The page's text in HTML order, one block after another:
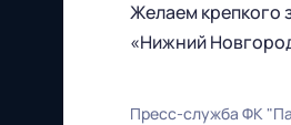
Желаем крепкого
«Нижний
Пресс-служба ФК